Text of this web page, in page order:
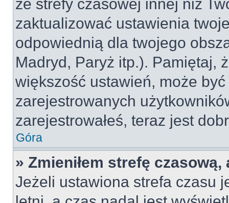
ze strefy czasowej innej niż
zaktualizować ustawienia
odpowiednią dla twojego
Madryd, Paryż itp.). Pamiętaj,
większość ustawień, może
zarejestrowanych
zarejestrowałeś, teraz jest
Góra
» Zmieniłem strefę
Jeżeli ustawiona strefa czasu